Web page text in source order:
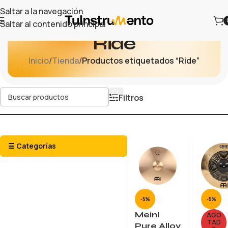
Saltar a la navegación
Saltar al contenido principal
Ride
Inicio/Tienda/Productos etiquetados “Ride”
Filtros
☰ Categorías
-5%
Meinl
Pure Alloy
-5%
AGO
TAD